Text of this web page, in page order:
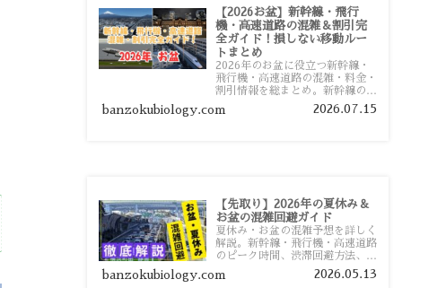
【2026お盆】新幹線・飛行
機・高速道路の混雑＆割引完
全ガイド！損しない移動ルー
トまとめ
2026年のお盆に役立つ新幹線・
飛行機・高速道路の混雑・料金・
割引情報を総まとめ。新幹線の予
約や最繁忙期料金、飛行機を安く
予約するコツ、高速道路の休日割
banzokubiology.com 2026.07.15
【先取り】2026年の夏休み＆
お盆の混雑回避ガイド
夏休み・お盆の混雑予想を詳しく
解説。新幹線・飛行機・高速道路
のピーク時間、渋滞回避方法、混
雑しやすい観光地、交通手段別の
特徴まで旅行者向けに分かりやす
banzokubiology.com 2026.05.13